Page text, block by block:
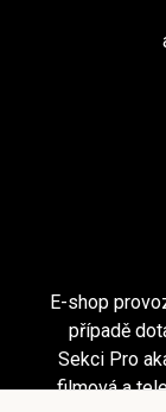
E-shop
případě
Sekci Pro
filmová a